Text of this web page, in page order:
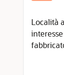
Località